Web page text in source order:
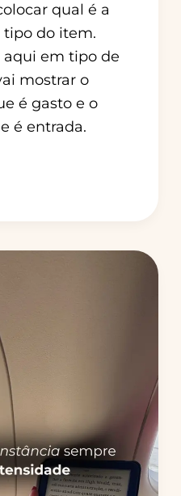
qual é a
tipo do item.
aqui em tipo de
mostrar o
é gasto e o
é entrada.